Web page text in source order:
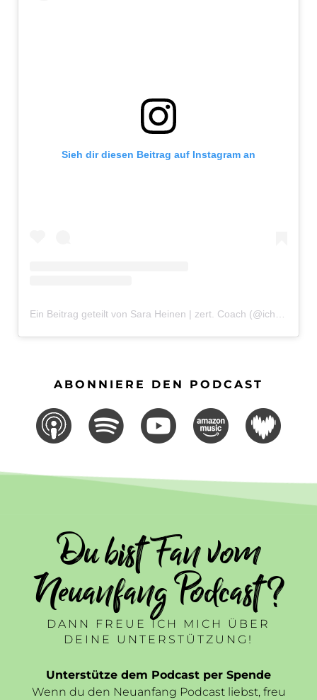
Sieh dir diesen Beitrag auf Instagram an
Ein Beitrag geteilt von Sara Heinen | zert. Coach (@ichbinsaraheinen)
ABONNIERE DEN PODCAST
Du bist Fan vom
Neuanfang Podcast ?
DANN FREUE ICH MICH ÜBER
DEINE UNTERSTÜTZUNG!
Unterstütze dem Podcast per Spende
Wenn du den Neuanfang Podcast liebst, freu